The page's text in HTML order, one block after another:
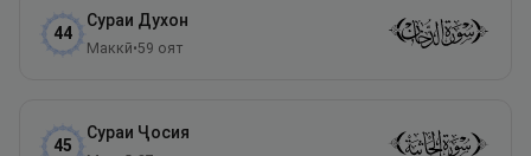
44
Сураи Духон
Маккӣ•59 оят
45
Сураи Ҷосия